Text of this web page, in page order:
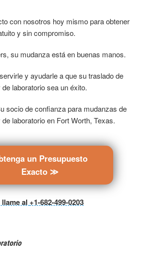
con nosotros hoy mismo para obtener
y sin compromiso.
su mudanza está en buenas manos.
y ayudarle a que su traslado de
laboratorio sea un éxito.
socio de confianza para mudanzas de
laboratorio en Fort Worth, Texas.
un Presupuesto
Exacto ≫
al +1-682-499-0203